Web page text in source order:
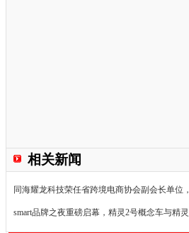
相关新闻
同海耀龙科技荣任省跨境电商协会副会长单位
smart品牌之夜重磅启幕，精灵2号概念车与精